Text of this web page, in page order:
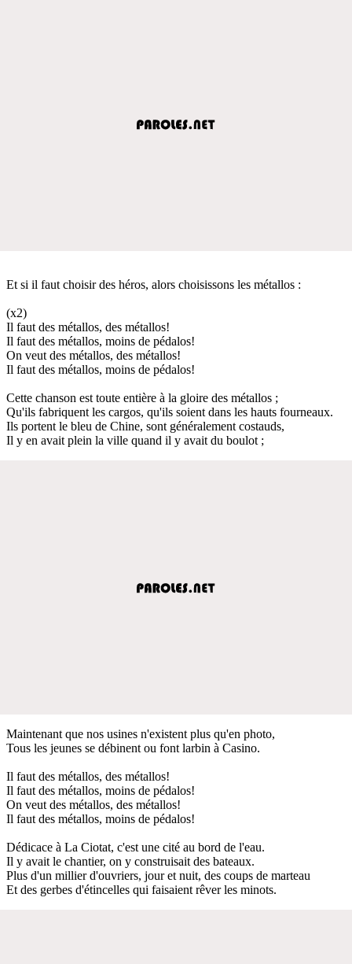
Et si il faut choisir des héros, alors choisissons les métallos :
(x2)
Il faut des métallos, des métallos!
Il faut des métallos, moins de pédalos!
On veut des métallos, des métallos!
Il faut des métallos, moins de pédalos!
Cette chanson est toute entière à la gloire des métallos ;
Qu'ils fabriquent les cargos, qu'ils soient dans les hauts fourneaux.
Ils portent le bleu de Chine, sont généralement costauds,
Il y en avait plein la ville quand il y avait du boulot ;
Maintenant que nos usines n'existent plus qu'en photo,
Tous les jeunes se débinent ou font larbin à Casino.
Il faut des métallos, des métallos!
Il faut des métallos, moins de pédalos!
On veut des métallos, des métallos!
Il faut des métallos, moins de pédalos!
Dédicace à La Ciotat, c'est une cité au bord de l'eau.
Il y avait le chantier, on y construisait des bateaux.
Plus d'un millier d'ouvriers, jour et nuit, des coups de marteau
Et des gerbes d'étincelles qui faisaient rêver les minots.